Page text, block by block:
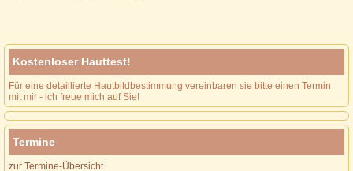
Kostenloser Hauttest!
Für eine detaillierte Hautbildbestimmung vereinbaren sie bitte einen Termin
mit mir - ich freue mich auf Sie!
Termine
zur Termine-Übersicht